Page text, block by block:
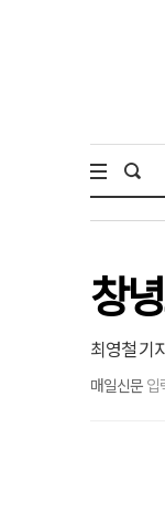
창
최영철 기
매일신문 입